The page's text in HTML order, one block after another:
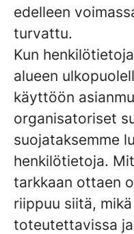
edelleen
turvattu.
Kun
alueen
käyttöön
organisatoriset
suojataksemme
henkilötietoja.
tarkkaan ottaen
riippuu siitä,
toteutettavissa